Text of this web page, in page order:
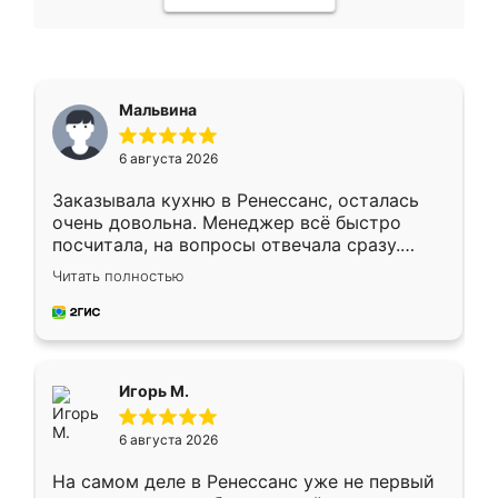
Мальвина
6 августа 2026
Заказывала кухню в Ренессанс, осталась
очень довольна. Менеджер всё быстро
посчитала, на вопросы отвечала сразу.
Замерщик приехал в субботу, подошёл к
делу со всей ответственностью. Собрали
за день, ребята работали аккуратно, даже
Читать полностью
Игорь М.
6 августа 2026
На самом деле в Ренессанс уже не первый